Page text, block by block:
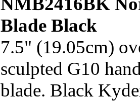
Blade Black
7.5" (19.05cm)
sculpted G10
blade. Black